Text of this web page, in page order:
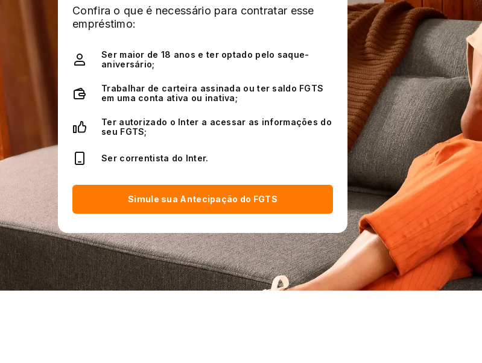
Confira o que é necessário para contratar esse
empréstimo:
Ser maior de 18 anos e ter optado pelo saque-
aniversário;
Trabalhar de carteira assinada ou ter saldo FGTS
em uma conta ativa ou inativa;
Ter autorizado o Inter a acessar as informações do
seu FGTS;
Ser correntista do Inter.
Simule sua Antecipação do FGTS